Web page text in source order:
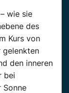
wie sie
des
Kurs von
gelenkten
den inneren
bei
Sonne